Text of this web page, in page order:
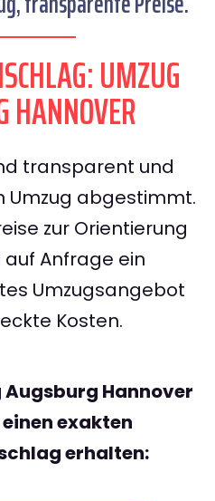
UMZUG
HANNOVER
transparent und
Umzug abgestimmt.
zur Orientierung
Anfrage ein
Umzugsangebot
Kosten.
Hannover
exakten
erhalten: